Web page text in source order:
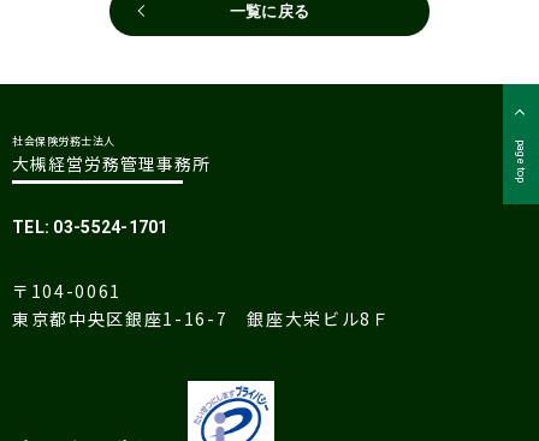
一覧に戻る
page top
社会保険労務士法人
大槻経営労務管理事務所
TEL: 03-5524-1701
〒104-0061
東京都中央区銀座1-16-7 銀座大栄ビル8Ｆ